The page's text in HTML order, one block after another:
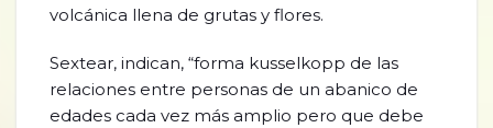
volcánica llena de grutas y flores.
Sextear, indican, “forma kusselkopp de las
relaciones entre personas de un abanico de
edades cada vez más amplio pero que debe